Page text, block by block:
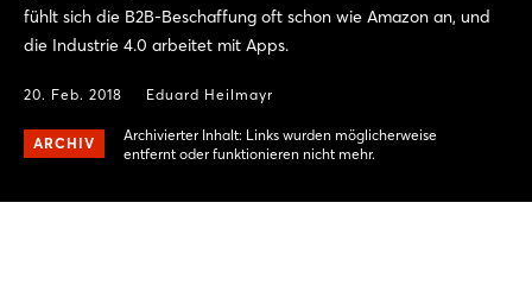
fühlt sich die B2B-Beschaffung oft schon wie Amazon an, und
die Industrie 4.0 arbeitet mit Apps.
20. Feb. 2018 Eduard Heilmayr
ARCHIV
Archivierter Inhalt: Links wurden möglicherweise
entfernt oder funktionieren nicht mehr.